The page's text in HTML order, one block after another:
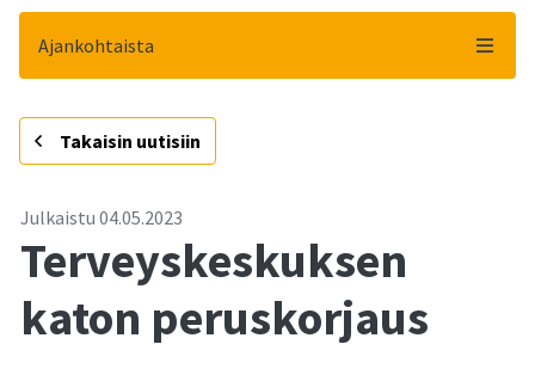
Ajankohtaista
- Takaisin uutisiin
Julkaistu 04.05.2023
Terveyskeskuksen
katon peruskorjaus